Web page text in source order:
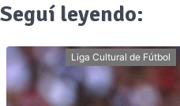
Seguí leyendo:
Liga Cultural de Fútbol